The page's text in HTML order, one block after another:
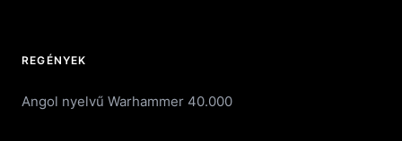
REGÉNYEK
Angol nyelvű Warhammer 40.000